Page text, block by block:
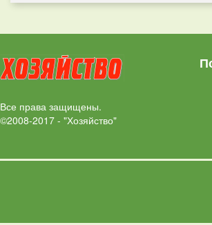
Все права защищены.
©2008-2017 - "Хозяйство"